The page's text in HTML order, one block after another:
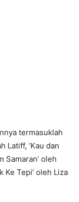
termasuklah
Latiff, ‘Kau dan
Samaran’ oleh
Ke Tepi’ oleh Liza